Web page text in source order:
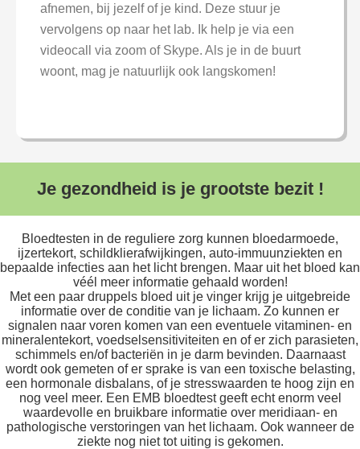
afnemen, bij jezelf of je kind. Deze stuur je
vervolgens op naar het lab. Ik help je via een
videocall via zoom of Skype. Als je in de buurt
woont, mag je natuurlijk ook langskomen!
Je gezondheid is je grootste bezit !
Bloedtesten in de reguliere zorg kunnen bloedarmoede,
ijzertekort, schildklierafwijkingen, auto-immuunziekten en
bepaalde infecties aan het licht brengen. Maar uit het bloed kan
véél meer informatie gehaald worden!
Met een paar druppels bloed uit je vinger krijg je uitgebreide
informatie over de conditie van je lichaam. Zo kunnen er
signalen naar voren komen van een eventuele vitaminen- en
mineralentekort, voedselsensitiviteiten en of er zich parasieten,
schimmels en/of bacteriën in je darm bevinden. Daarnaast
wordt ook gemeten of er sprake is van een toxische belasting,
een hormonale disbalans, of je stresswaarden te hoog zijn en
nog veel meer. Een EMB bloedtest geeft echt enorm veel
waardevolle en bruikbare informatie over meridiaan- en
pathologische verstoringen van het lichaam. Ook wanneer de
ziekte nog niet tot uiting is gekomen.